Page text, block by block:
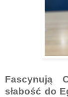
Fascynują
słabość do